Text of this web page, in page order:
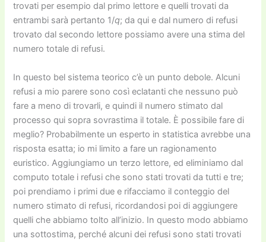
trovati per esempio dal primo lettore e quelli trovati da
entrambi sarà pertanto 1/q; da qui e dal numero di refusi
trovato dal secondo lettore possiamo avere una stima del
numero totale di refusi.
In questo bel sistema teorico c’è un punto debole. Alcuni
refusi a mio parere sono così eclatanti che nessuno può
fare a meno di trovarli, e quindi il numero stimato dal
processo qui sopra sovrastima il totale. È possibile fare di
meglio? Probabilmente un esperto in statistica avrebbe una
risposta esatta; io mi limito a fare un ragionamento
euristico. Aggiungiamo un terzo lettore, ed eliminiamo dal
computo totale i refusi che sono stati trovati da tutti e tre;
poi prendiamo i primi due e rifacciamo il conteggio del
numero stimato di refusi, ricordandosi poi di aggiungere
quelli che abbiamo tolto all’inizio. In questo modo abbiamo
una sottostima, perché alcuni dei refusi sono stati trovati